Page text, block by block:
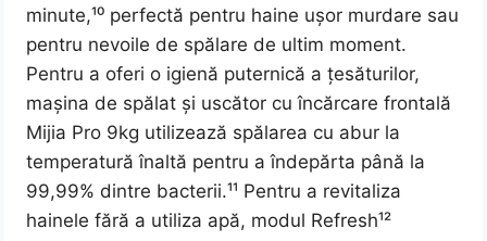
minute,¹⁰ perfectă pentru haine ușor murdare sau
pentru nevoile de spălare de ultim moment.
Pentru a oferi o igienă puternică a țesăturilor,
mașina de spălat și uscător cu încărcare frontală
Mijia Pro 9kg utilizează spălarea cu abur la
temperatură înaltă pentru a îndepărta până la
99,99% dintre bacterii.¹¹ Pentru a revitaliza
hainele fără a utiliza apă, modul Refresh¹²